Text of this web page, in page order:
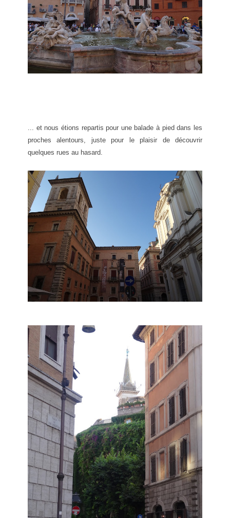
... et nous étions repartis pour une balade à pied dans les
proches alentours, juste pour le plaisir de découvrir
quelques rues au hasard.